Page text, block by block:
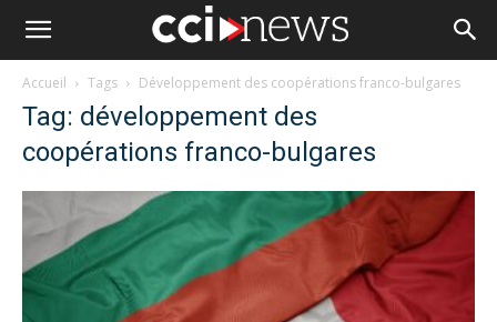
Accueil Tags Développement des coopérations franco-bulgares
Tag: développement des
coopérations franco-bulgares